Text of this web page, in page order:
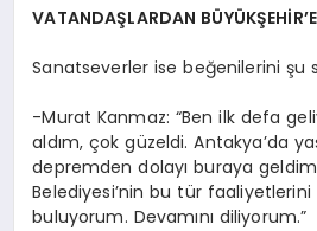
VATANDAŞLARDAN
Sanatseverler ise beğenilerini şu
-Murat Kanmaz: “Ben ilk defa
aldım, çok güzeldi. Antakya’da
depremden dolayı buraya
Belediyesi’nin bu tür faaliyetlerini
buluyorum. Devamını diliyorum.”